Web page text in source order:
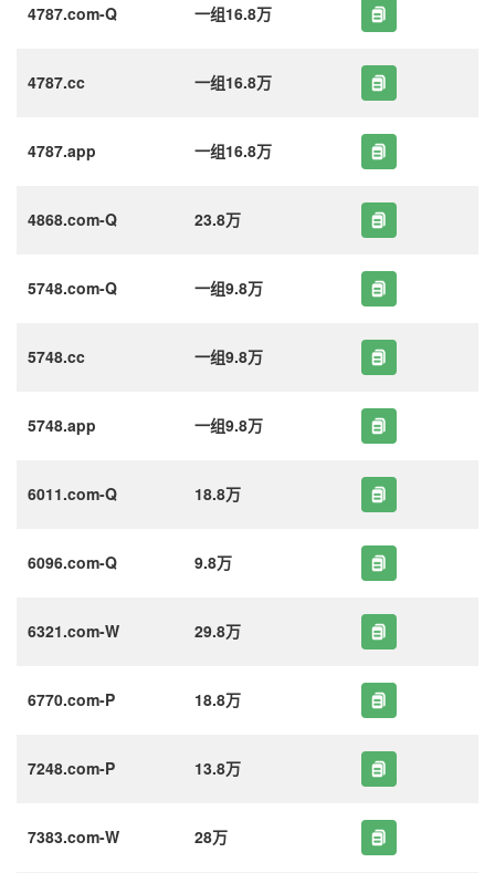
4787.com-Q 一组16.8万
4787.cc 一组16.8万
4787.app 一组16.8万
4868.com-Q 23.8万
5748.com-Q 一组9.8万
5748.cc 一组9.8万
5748.app 一组9.8万
6011.com-Q 18.8万
6096.com-Q 9.8万
6321.com-W 29.8万
6770.com-P 18.8万
7248.com-P 13.8万
7383.com-W 28万